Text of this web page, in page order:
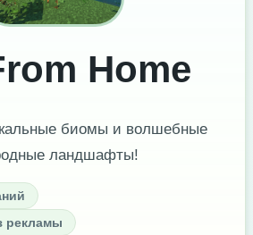
Home
биомы и волшебные
ландшафты!
рекламы